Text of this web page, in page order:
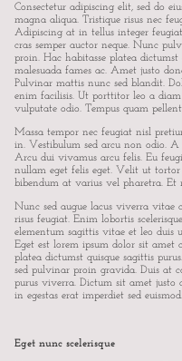
Consectetur adipiscing elit, sed do
magna aliqua. Tristique risus nec
Adipiscing at in tellus integer
cras semper auctor neque. Nunc
proin. Hac habitasse platea dictumst
malesuada fames ac. Amet justo
Pulvinar mattis nunc sed blandit.
enim facilisis. Ut porttitor leo a
vulputate odio. Tempus quam
Massa tempor nec feugiat nisl
in. Vestibulum sed arcu non odio. A
Arcu dui vivamus arcu felis. Eu
nullam eget felis eget. Velit ut
bibendum at varius vel pharetra. Et
Nunc sed augue lacus viverra vitae
risus feugiat. Enim lobortis
elementum sagittis vitae et leo duis
Eget est lorem ipsum dolor sit amet
platea dictumst quisque sagittis
sed pulvinar proin gravida. Duis at
purus viverra. Dictum sit amet justo
in egestas erat imperdiet sed
Eget nunc scelerisque